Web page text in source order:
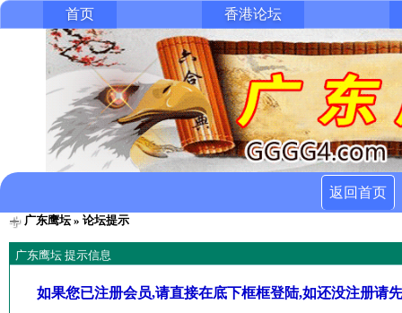
首页 香港论坛
返回首页
广东鹰坛» 论坛提示
广东鹰坛 提示信息
如果您已注册会员,请直接在底下框框登陆,如还没注册请